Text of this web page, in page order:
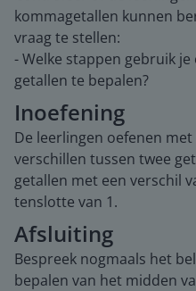
kommagetallen kunnen
vraag te stellen:
- Welke stappen gebruik
getallen te bepalen?
Inoefening
De leerlingen oefenen
verschillen tussen twee
getallen met een verschil
tenslotte van 1.
Afsluiting
Bespreek nogmaals het
bepalen van het midden